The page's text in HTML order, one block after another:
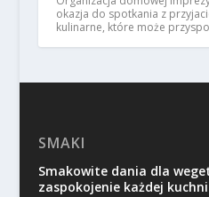
okazja do spotkania z
kulinarne, które może
SMAKI
Smakowite dania dla
zaspokojenie każdej